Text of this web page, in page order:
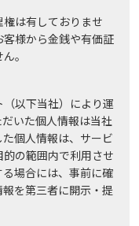
は有しておりませ
様から金銭や有価証
。
以下当社）により運
いた個人情報は当社
個人情報は、サービ
の範囲内で利用させ
場合には、事前に確
を第三者に開示・提